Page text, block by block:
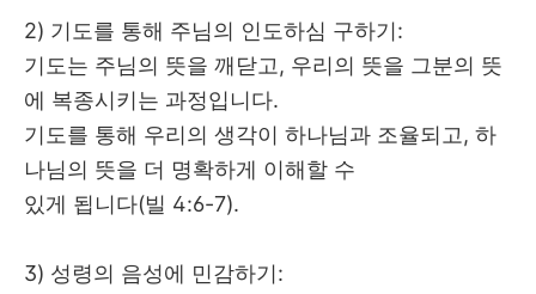
2) 기도를 통해 주님의 인도하심 구하기:
기도는 주님의 뜻을 깨닫고 , 우리의 뜻을 그분의 뜻
에 복종시키는 과정입니다.
기도를 통해 우리의 생각이 하나님과 조율되고 , 하
나님의 뜻을 더 명확하게 이해할 수
있게 됩니다(빌 4:6-7).
3) 성령의 음성에 민감하기: